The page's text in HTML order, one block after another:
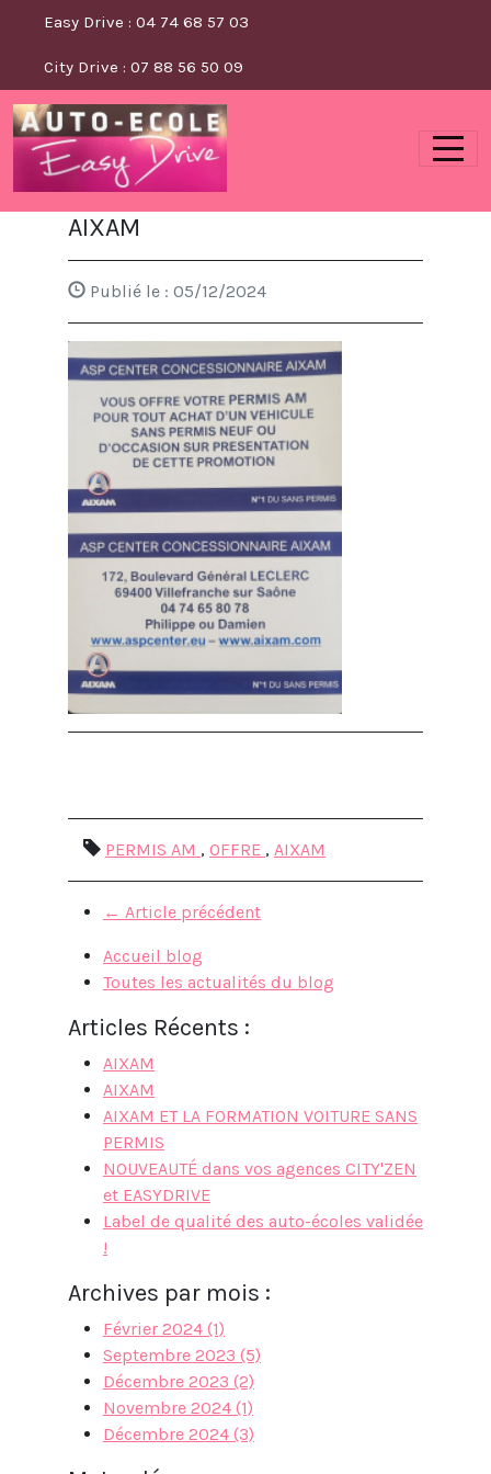
Panneau de gestion des cookies
Easy Drive : 04 74 68 57 03
City Drive : 07 88 56 50 09
AIXAM
Publié le : 05/12/2024
PERMIS AM , OFFRE , AIXAM
← Article précédent
Accueil blog
Toutes les actualités du blog
Articles Récents :
AIXAM
AIXAM
AIXAM ET LA FORMATION VOITURE SANS
PERMIS
NOUVEAUTÉ dans vos agences CITY'ZEN
et EASYDRIVE
Label de qualité des auto-écoles validée
!
Archives par mois :
Février 2024 (1)
Septembre 2023 (5)
Décembre 2023 (2)
Novembre 2024 (1)
Décembre 2024 (3)